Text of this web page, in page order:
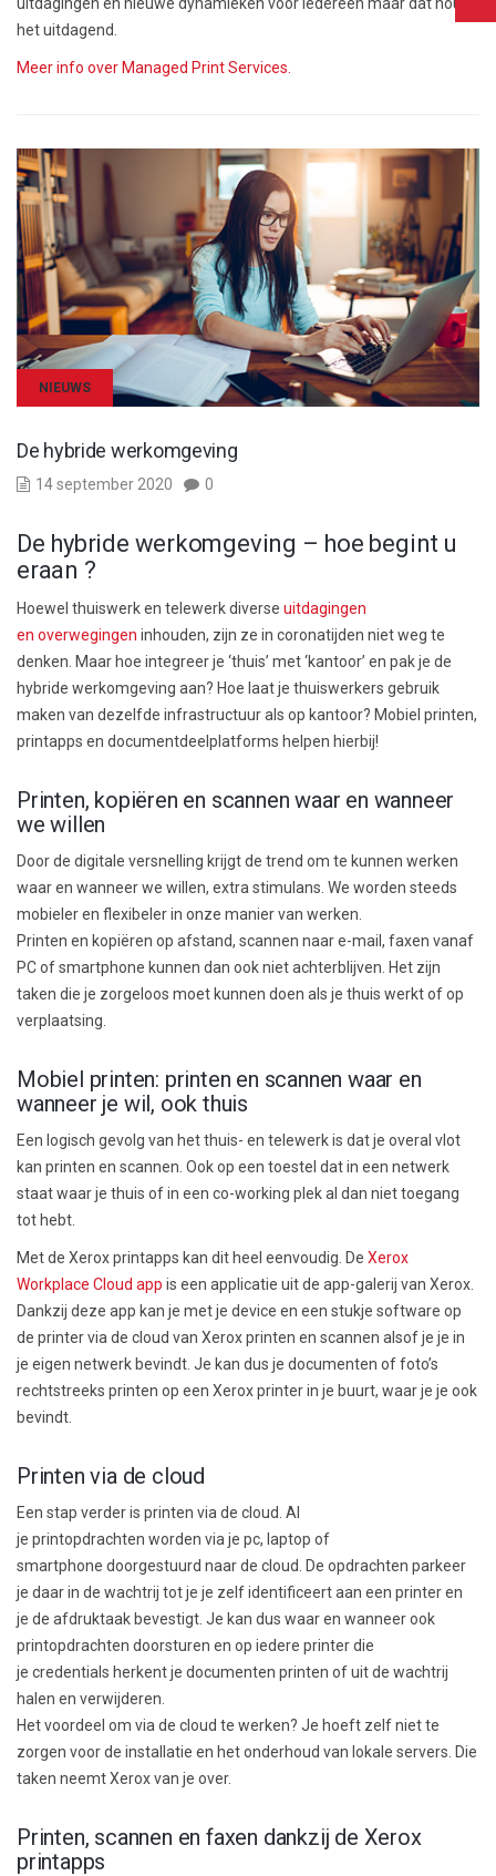
het uitdagend.
Meer info over Managed Print Services.
NIEUWS
De hybride werkomgeving
14 september 2020 0
De hybride werkomgeving – hoe begint u
eraan ?
Hoewel thuiswerken telewerkdiverse uitdagingen
en overwegingen inhouden, zijn ze in coronatijden nietweg te
denken. Maar hoe integreer je ‘thuis’ met ‘kantoor’ en pak je de
hybride werkomgeving aan? Hoe laatje thuiswerkers gebruik
maken van dezelfde infrastructuur als op kantoor? Mobiel printen,
printapps en documentdeelplatforms helpen hierbij!
Printen, kopiëren en scannen waar en wanneer
we willen
Door de digitale versnelling krijgt de trend om te kunnen werken
waar en wanneer we willen, extra stimulans We worden steeds
mobieler en flexibeler in onze manier van werken.
Printen en kopiëren op afstand, scannen naar e-mail, faxen vanaf
PC of smartphone kunnen dan ook niet achterblijven . Het zijn
taken die je zorgeloos moet kunnen doen als je thuis werkt of op
verplaatsing.
Mobiel printen: printen en scannen waar en
wanneer je wil, ook thuis
Een logisch gevolg van het thuis- en telewerkis dat je overal vlot
kan printen en scannen. Ook op een toestel dat in een netwerk
staat waar je thuis ofin een co-working plekal dan niet toegang
tot hebt.
Met de Xerox printapps kan dit heel eenvoudig. De Xerox
Workplace Cloud app is een applicatie uit de app-galerij van Xerox.
Dankzij deze app kan je met je device en een stukje software op
de printer via de cloud van Xerox printen en scannen alsof je je in
je eigen netwerk bevindt. Je kan dus je documenten of foto’s
rechtstreeks printen op een Xerox printer in je buurt, waar je je ook
bevindt.
Printen via de cloud
Een stap verder is printen via de cloud Al
je printopdrachten worden via je pc, laptop of
smartphone doorgestuurd naar de cloud. De opdrachten parkeer
je daarin de wachtrij tot je je zelf identificeert aan een printer en
je de afdruktaak bevestigt. Je kan dus waar en wanneer ook
printopdrachten doorsturen en op iedere printer die
je credentials herkent je documenten printen of uit de wachtrij
halen en verwijderen.
Het voordeel om via de cloud te werken? Je hoeft zelf niet te
zorgen voor de installatie en het onderhoud van lokale servers. Die
taken neemt Xerox van je over.
Printen, scannen en faxen dankzij de Xerox
printapps